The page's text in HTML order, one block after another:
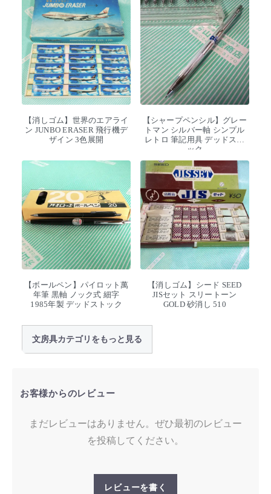
【消しゴム】世界のエアライ
ン JUNBO ERASER 飛行機デ
ザイン 3色展開
【シャープペンシル】グレー
トマン シルバー軸 シンプル
レトロ 筆記用具 デッドスト
ック
【ボールペン】パイロット萬
年筆 黒軸 ノック式 細字
1985年製 デッドストック
【消しゴム】シード SEED
JISセット スリートーン
GOLD 砂消し 510
文房具カテゴリをもっと見る
お客様からのレビュー
まだレビューはありません。ぜひ最初のレビュー
を投稿してください。
レビューを書く